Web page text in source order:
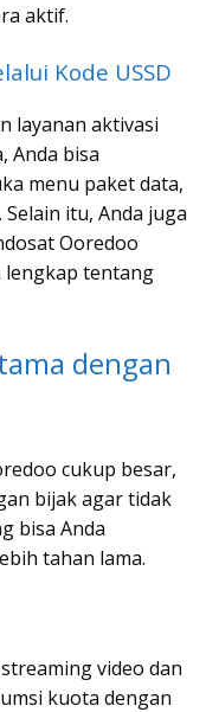
aktif.
Kode USSD
layanan aktivasi
Anda bisa
menu paket data,
itu, Anda juga
Ooredoo
tentang
dengan
cukup besar,
bijak agar tidak
bisa Anda
tahan lama.
video dan
kuota dengan